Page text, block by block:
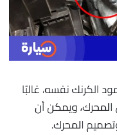
الكرنك نفسه، غالبًا
ويمكن أن
المحرك.